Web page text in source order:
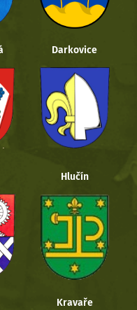
Darkovice
Hlučín
Kravaře